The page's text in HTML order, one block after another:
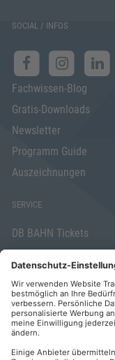
SOCIAL / INFOS
Fachwissen-Blog
Gratis-Downloads
Newsletter
Programm Guide
Auszeichnungen
SERVICE
DB BAHN Tickets
Widerrufsrecht
für Verbraucher
Elektronischer
Geschäftsverkehr